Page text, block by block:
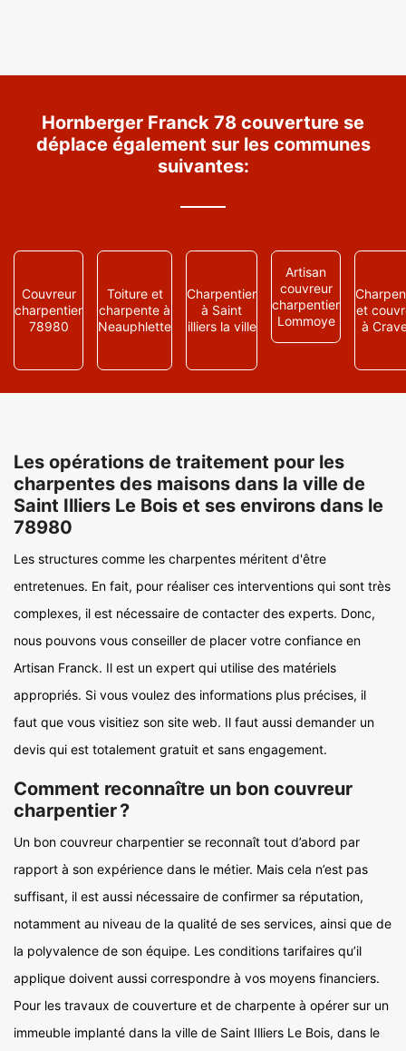
Hornberger Franck 78 couverture se
déplace également sur les communes
suivantes:
Couvreur
charpentier
78980
Toiture et
charpente à
Neauphlette
Charpentier
à Saint
illiers la ville
Artisan
couvreur
charpentier
Lommoye
et
à
Les opérations de traitement pour les
charpentes des maisons dans la ville de
Saint Illiers Le Bois et ses environs dans le
78980
Les structures comme les charpentes méritent d'être
entretenues. En fait, pour réaliser ces interventions qui sont très
complexes, il est nécessaire de contacter des experts. Donc,
nous pouvons vous conseiller de placer votre confiance en
Artisan Franck. Il est un expert qui utilise des matériels
appropriés. Si vous voulez des informations plus précises, il
faut que vous visitiez son site web. Il faut aussi demander un
devis qui est totalement gratuit et sans engagement.
Comment reconnaître un bon couvreur
charpentier ?
Un bon couvreur charpentier se reconnaît tout d’abord par
rapport à son expérience dans le métier. Mais cela n’est pas
suffisant, il est aussi nécessaire de confirmer sa réputation,
notamment au niveau de la qualité de ses services, ainsi que de
la polyvalence de son équipe. Les conditions tarifaires qu’il
applique doivent aussi correspondre à vos moyens financiers.
Pour les travaux de couverture et de charpente à opérer sur un
immeuble implanté dans la ville de Saint Illiers Le Bois, dans le